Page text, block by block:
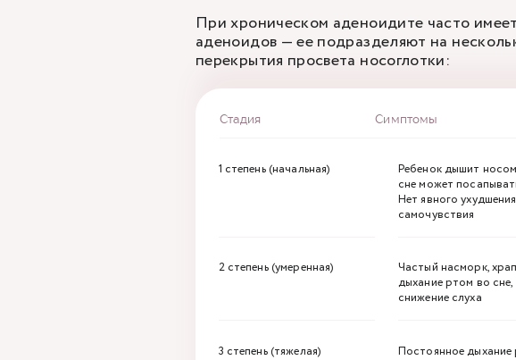
При хроническом аденоидите часто
аденоидов — ее подразделяют на
перекрытия просвета носоглотки:
Стадия Симптомы
1 степень (начальная)
Ребенок дышит
сне может
Нет явного ухудшения
самочувствия
2 степень (умеренная)
Частый насморк,
дыхание ртом во сне,
снижение слуха
3 степень (тяжелая)
Постоянное дыхание